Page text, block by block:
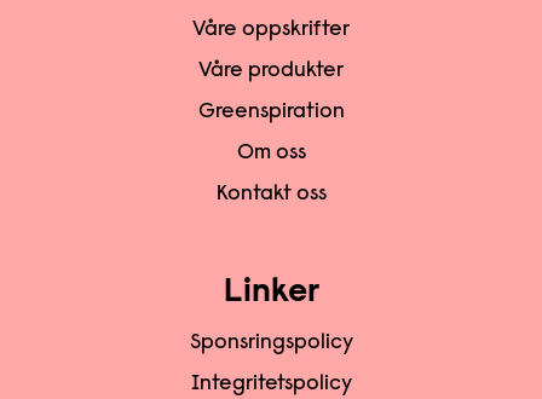
Våre oppskrifter
Våre produkter
Greenspiration
Om oss
Kontakt oss
Linker
Sponsringspolicy
Integritetspolicy